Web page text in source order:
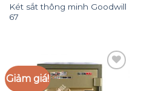
Két sắt thông minh Goodwill
67
Giảm giá!
Add to
Wishlist